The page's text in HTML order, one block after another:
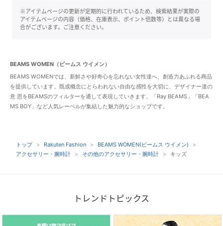
※アイテムページの更新が定期的に行われているため、検索結果が実際の
アイテムページの内容（価格、在庫表示、ポイント倍数等）とは異なる場
合がございます。ご注意ください。
BEAMS WOMEN（ビームス ウイメン）
BEAMS WOMENでは、新鮮さや好奇心を忘れない女性達へ、創造力あふれる商品
を提供しています。既成概念にとらわれない自由な感性を大切に、デザイナー達の
意 思をBEAMSのフィルターを通して表現していきます。「Ray BEAMS」「BEA
MS BOY」など人気レーベルが集結した魅力的なショップです。
トップ Rakuten Fashion
BEAMS WOMEN(ビームス ウイメン)
アクセサリー・腕時計
その他のアクセサリー・腕時計 キッズ
トレンドトピックス